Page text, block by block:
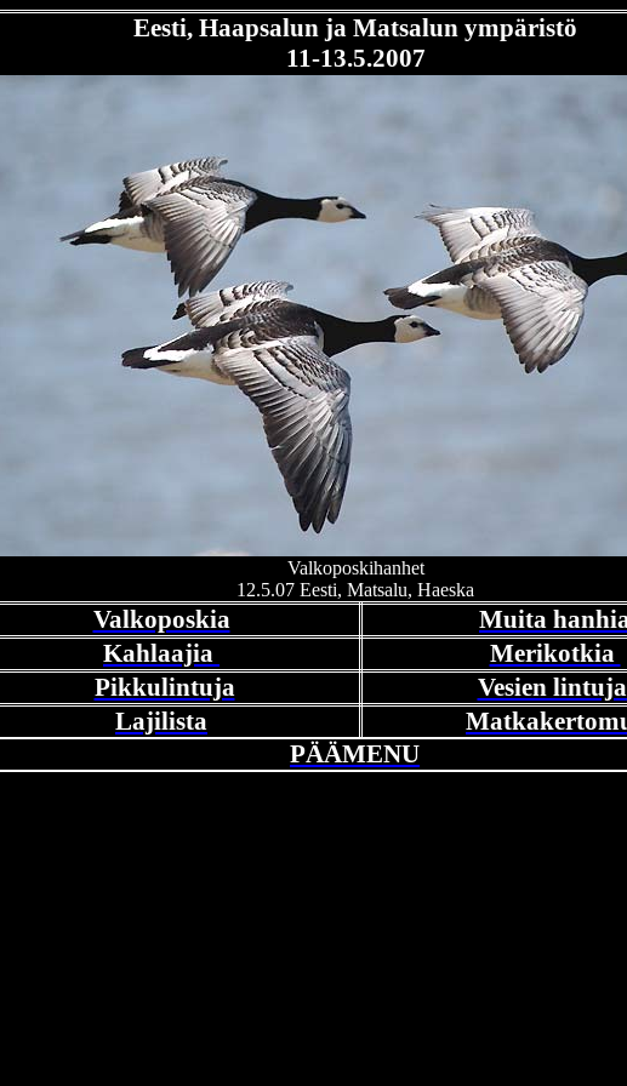
Eesti, Haapsalun ja Matsalun ympäristö
11-13.5.2007
Valkoposkihanhet
12.5.07 Eesti, Matsalu, Haeska
Valkoposkia
Muita
Kahlaajia
Merikotkia
Pikkulintuja
Vesien lintuja
Lajilista
PÄÄMENU